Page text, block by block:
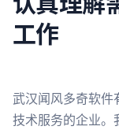
工作
武汉闻风多奇软
技术服务的企业。